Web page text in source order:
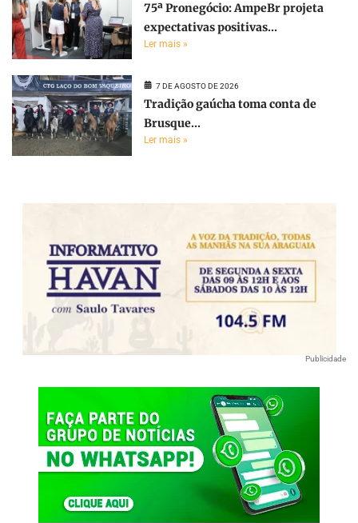
75ª Pronegócio: AmpeBr projeta
expectativas positivas...
Ler mais »
7 DE AGOSTO DE 2026
Tradição gaúcha toma conta de
Brusque...
Ler mais »
Publicidade